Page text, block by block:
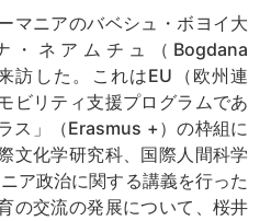
マニアのバベシュ・ボヨイ大
・ネアムチュ（Bogdana
訪した。これはEU（欧州連
ビリティ支援プログラムであ
ス」（Erasmus +）の枠組に
文化学研究科、国際人間科学
ア政治に関する講義を行った
の交流の発展について、桜井